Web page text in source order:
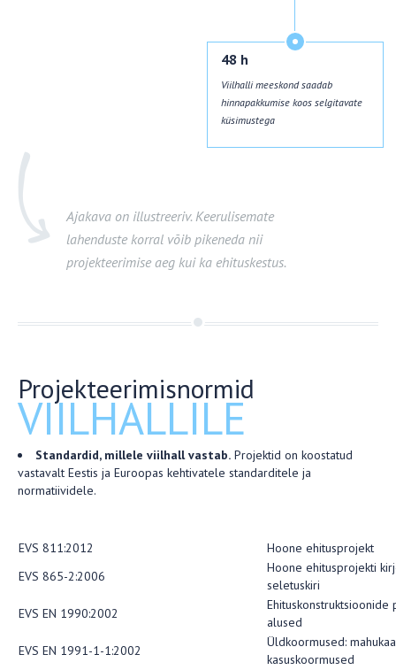
48 h
Viilhalli meeskond saadab
hinnapakkumise koos selgitavate
küsimustega
Ajakava on illustreeriv. Keerulisemate
lahenduste korral võib pikeneda nii
projekteerimise aeg kui ka ehituskestus.
Projekteerimisnormid
VIILHALLILE
Standardid, millele viilhall vastab. Projektid on koostatud
vastavalt Eestis ja Euroopas kehtivatele standarditele ja
normatiividele.
EVS 811:2012
Hoone ehitusprojekt
EVS 865-2:2006
Hoone ehitusprojekti
seletuskiri
EVS EN 1990:2002
alused
EVS EN 1991-1-1:2002
Üldkoormused:
kasuskoormused